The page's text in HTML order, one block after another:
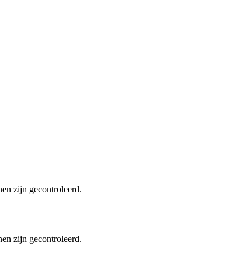
zijn gecontroleerd.
zijn gecontroleerd.